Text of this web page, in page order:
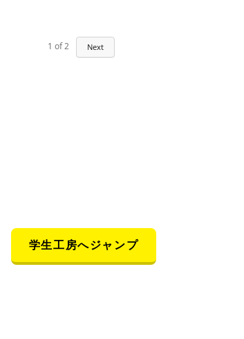
1 of2 Next
学生工房へジャンプ